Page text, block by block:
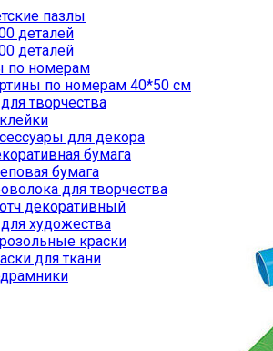
пазлы
деталей
деталей
по номерам
по номерам 40*50 см
творчества
для декора
бумага
бумага
для творчества
декоративный
художества
краски
для ткани